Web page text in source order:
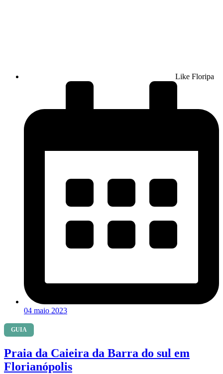
Like Floripa
04 maio 2023
GUIA
Praia da Caieira da Barra do sul em
Florianópolis